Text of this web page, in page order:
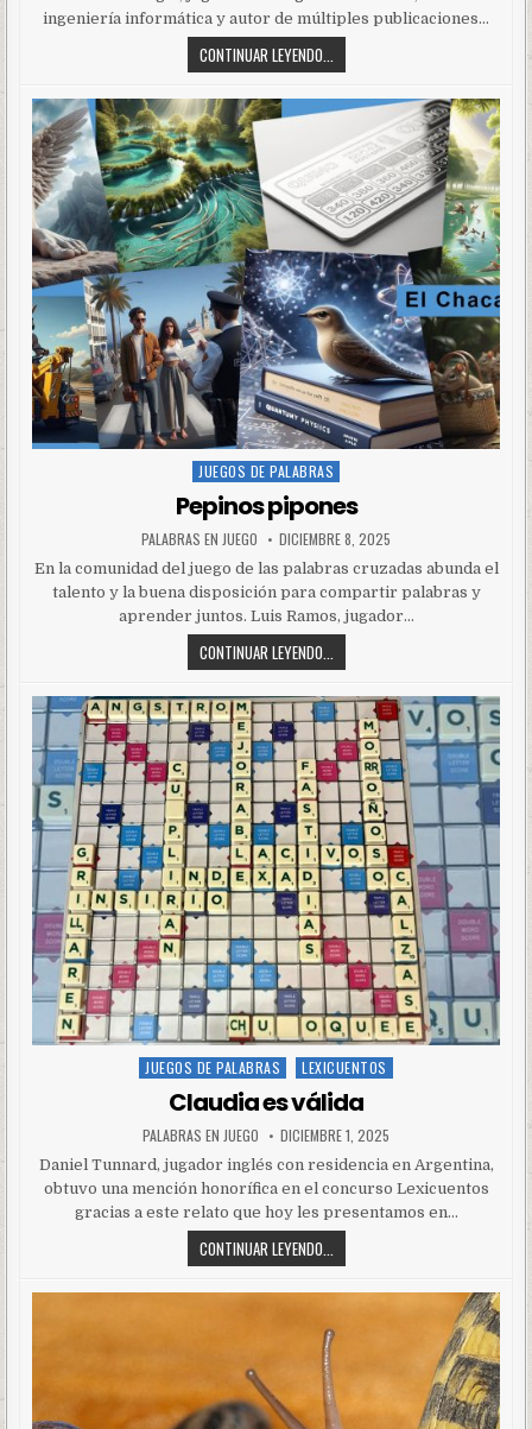
ingeniería informática y autor de múltiples publicaciones…
CONTINUAR LEYENDO...
Posted
JUEGOS DE PALABRAS
Pepinos pipones
PALABRAS EN JUEGO DICIEMBRE 8, 2025
En la comunidad del juego de las palabras cruzadas abunda el
talento y la buena disposición para compartir palabras y
aprender juntos. Luis Ramos, jugador…
CONTINUAR LEYENDO...
Posted
JUEGOS DE PALABRAS LEXICUENTOS
Claudia es válida
PALABRAS EN JUEGO DICIEMBRE 1, 2025
Daniel Tunnard, jugador inglés con residencia en Argentina,
obtuvo una mención honorífica en el concurso Lexicuentos
gracias a este relato que hoy les presentamos en…
CONTINUAR LEYENDO...